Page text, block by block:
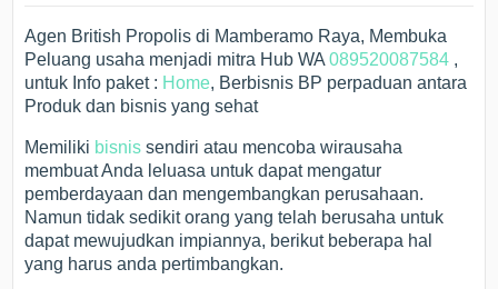
Agen British Propolis di Mamberamo Raya, Membuka
Peluang usaha menjadi mitra Hub WA089520087584 ,
untuk Info paket : Home, Berbisnis BP perpaduan antara
Produk dan bisnis yang sehat
Memiliki bisnis sendiri atau mencoba wirausaha
membuat Anda leluasa untuk dapat mengatur
pemberdayaan dan mengembangkan perusahaan.
Namun tidak sedikit orang yang telah berusaha untuk
dapat mewujudkan impiannya, berikut beberapa hal
yang harus anda pertimbangkan.